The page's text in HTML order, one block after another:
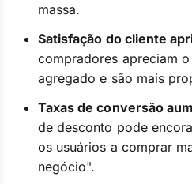
massa.
Satisfação do cliente
compradores apreciam
agregado e são mais
Taxas de conversão
de desconto pode
os usuários a comprar
negócio".